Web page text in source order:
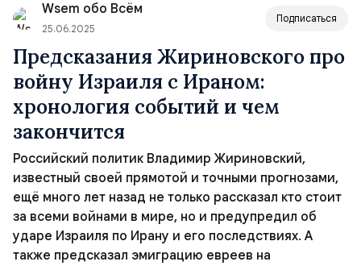
очень мало что может задержаться в памяти читателя
дольше трех&nbs...
Wsem обо Всём
25.06.2025
Подписаться
Предсказания Жириновского про
войну Израиля с Ираном:
хронология событий и чем
закончится
Российский политик Владимир Жириновский,
известный своей прямотой и точными прогнозами,
ещё много лет назад не только рассказал кто стоит
за всеми войнами в мире, но и предупредил об
ударе Израиля по Ирану и его последствиях. А
также предсказал эмиграцию евреев на